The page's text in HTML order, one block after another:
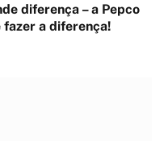
diferença – a Pepco
fazer a diferença!